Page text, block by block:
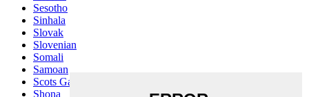
Sesotho
Sinhala
Slovak
Slovenian
Somali
Samoan
Scots Gaelic
Shona